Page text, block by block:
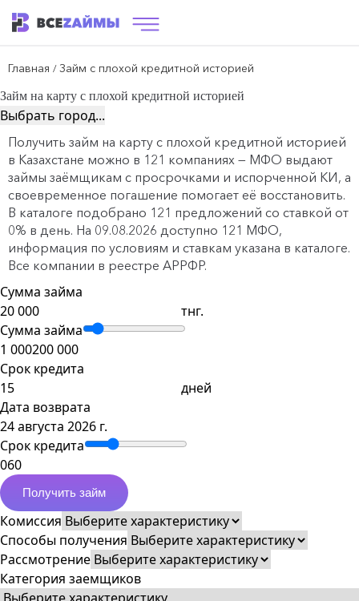
Главная / Займ с плохой кредитной историей
Займ на карту с плохой кредитной историей
Выбрать город...
Получить займ на карту с плохой кредитной историей
в Казахстане можно в 121 компаниях — МФО выдают
займы заёмщикам с просрочками и испорченной КИ, а
своевременное погашение помогает её восстановить.
В каталоге подобрано 121 предложений со ставкой от
0% в день. На 09.08.2026 доступно 121 МФО,
информация по условиям и ставкам указана в каталоге.
Все компании в реестре АРРФР.
Сумма займа
тнг.
Сумма займа
1 000200 000
Срок кредита
дней
Дата возврата
24 августа 2026 г.
Срок кредита
060
Получить займ
Комиссия
Способы получения
Рассмотрение
Категория заемщиков